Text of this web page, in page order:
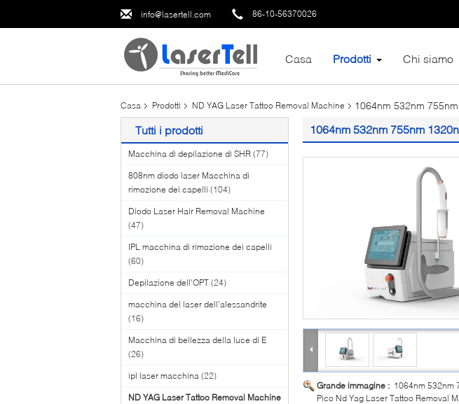
info@lasertell.com 86-10-56370026
Casa Prodotti Chi siamo
Casa Prodotti ND YAG Laser Tattoo Removal Machine 1064nm 532nm
Tutti i prodotti
Macchina di depilazione di SHR (77)
808nm diodo laser Macchina di
rimozione dei capelli (104)
Diodo Laser Hair Removal Machine
(47)
IPL macchina di rimozione dei capelli
(60)
Depilazione dell'OPT (24)
macchina del laser dell'alessandrite
(16)
Macchina di bellezza della luce di E
(26)
ipl laser macchina (22)
ND YAG Laser Tattoo Removal Machine
1064nm 532nm 755nm
Grande immagine : 1064nm 532nm
Pico Nd Yag Laser Tattoo Removal